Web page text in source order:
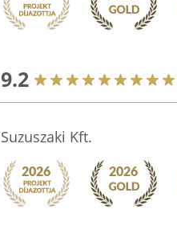
9.2
Suzuszaki Kft.